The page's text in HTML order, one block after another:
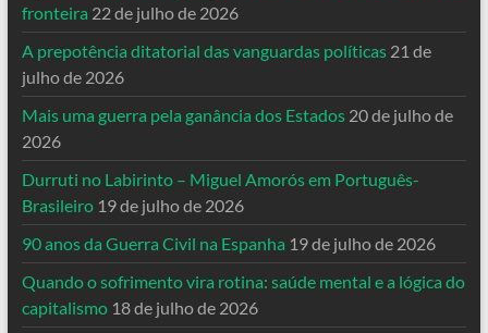
fronteira 22 de julho de 2026
A prepotência ditatorial das vanguardas políticas 21 de
julho de 2026
Mais uma guerra pela ganância dos Estados 20 de julho de
2026
Durruti no Labirinto – Miguel Amorós em Português-
Brasileiro 19 de julho de 2026
90 anos da Guerra Civil na Espanha 19 de julho de 2026
Quando o sofrimento vira rotina: saúde mental e a lógica do
capitalismo 18 de julho de 2026